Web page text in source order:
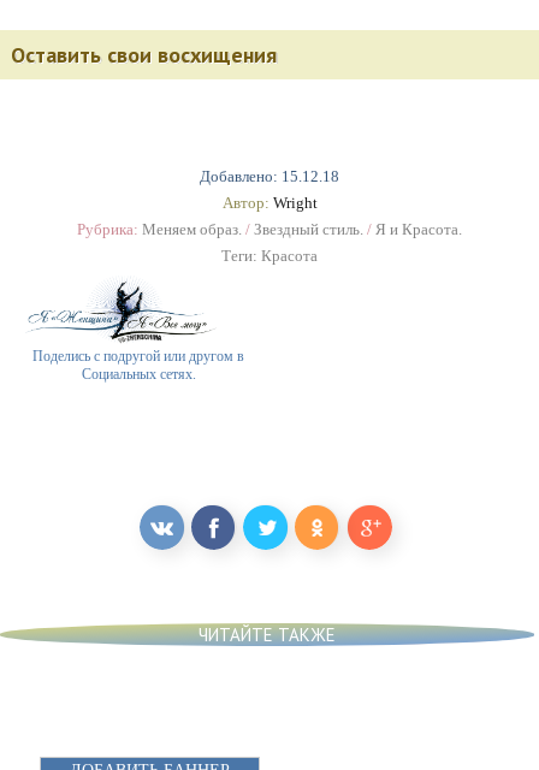
Добавлено: 15.12.18
Автор: Wright
Рубрика: Меняем образ. / Звездный стиль. / Я и Красота.
Теги: Красота
Поделись с подругой или другом в
Социальных сетях.
Оставить свои восхищения
ЧИТАЙТЕ ТАКЖЕ